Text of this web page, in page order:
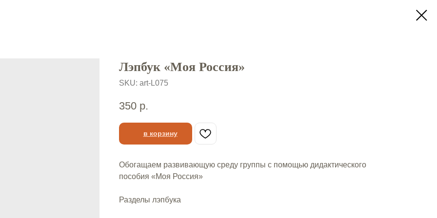
Лэпбук «Моя Россия»
SKU: art-L075
350 р.
в корзину
Обогащаем развивающую среду группы с помощью дидактического
пособия «Моя Россия»
Разделы лэпбука